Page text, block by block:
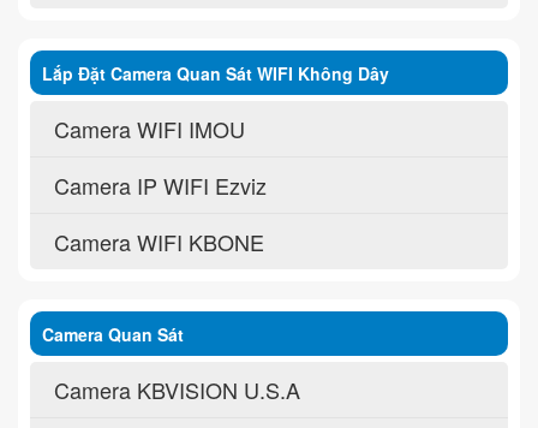
Lắp Đặt Camera Quan Sát WIFI Không Dây
Camera WIFI IMOU
Camera IP WIFI Ezviz
Camera WIFI KBONE
Camera Quan Sát
Camera KBVISION U.S.A